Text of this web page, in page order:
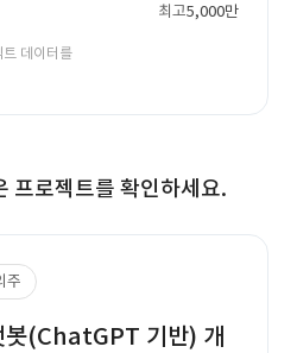
최고5,000만
데이터를
프로젝트를 확인하세요.
주
봇(ChatGPT 기반) 개